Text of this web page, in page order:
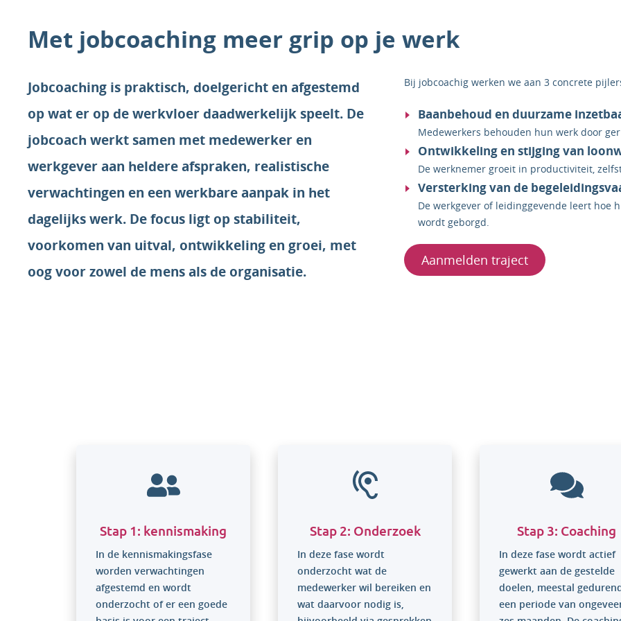
Met jobcoaching meer grip op je werk
Jobcoaching is praktisch, doelgericht en afgestemd
op wat er op de werkvloer daadwerkelijk speelt. De
jobcoach werkt samen met medewerker en
werkgever aan heldere afspraken, realistische
verwachtingen en een werkbare aanpak in het
dagelijks werk. De focus ligt op stabiliteit,
voorkomen van uitval, ontwikkeling en groei, met
oog voor zowel de mens als de organisatie.
Bij jobcoachig werken we aan 3 concrete
Baanbehoud en duurzame
Medewerkers behouden hun werk door
Ontwikkeling en stijging van
De werknemer groeit in productiviteit,
Versterking van de
De werkgever of leidinggevende leert hoe
wordt geborgd.
Aanmelden traject
Stap 1: kennismaking
In de kennismakingsfase
worden verwachtingen
afgestemd en wordt
onderzocht of er een goede
Stap 2: Onderzoek
In deze fase wordt
onderzocht wat de
medewerker wil bereiken en
wat daarvoor nodig is,
Stap 3: Coaching
In deze fase wordt actief
gewerkt aan de gestelde
doelen, meestal
een periode van